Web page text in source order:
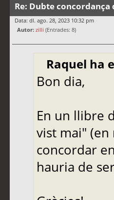
Re: Dubte
Data: dl. ago. 28, 2023 10:32 pm
Autor: zilli (Entrades: 8)
Raquel ha
Bon dia,
En un llibre
vist mai"
concordar
hauria de